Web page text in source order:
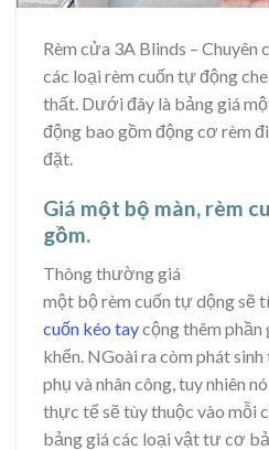
Rèm cửa 3A Blinds –
các loại rèm cuốn tự động
thất. Dưới đây là bảng giá
động bao gồm động cơ rèm
đặt.
Giá một bộ màn, rèm
gồm.
Thông thường giá
một bộ rèm cuốn tự dộng sẽ
cuốn kéo taycộng thêm phần
khển. NGoài ra còm phát
phụ và nhân công, tuy nhiên
thực tế sẽ tùy thuộc vào mỗi
bảng giá các loại vật tư cơ